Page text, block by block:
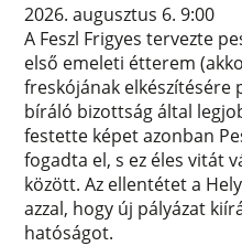
2026. augusztus 6. 9:00
A Feszl Frigyes tervezte
első emeleti étterem
freskójának elkészítésére
bíráló bizottság által
festette képet azonban
fogadta el, s ez éles vitát
között. Az ellentétet a
azzal, hogy új pályázat
hatóságot.